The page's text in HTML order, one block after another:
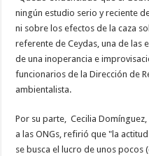
ningún estudio serio y reciente
ni sobre los efectos de la caza
referente de Ceydas, una de las
de una inoperancia e
funcionarios de la Dirección de
ambientalista.
Por su parte, Cecilia
a las ONGs, refirió que "la
se busca el lucro de unos pocos